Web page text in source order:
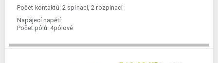
Počet kontaktů: 2 spínací, 2 rozpínací
Napájecí napětí:
Počet pólů: 4pólové